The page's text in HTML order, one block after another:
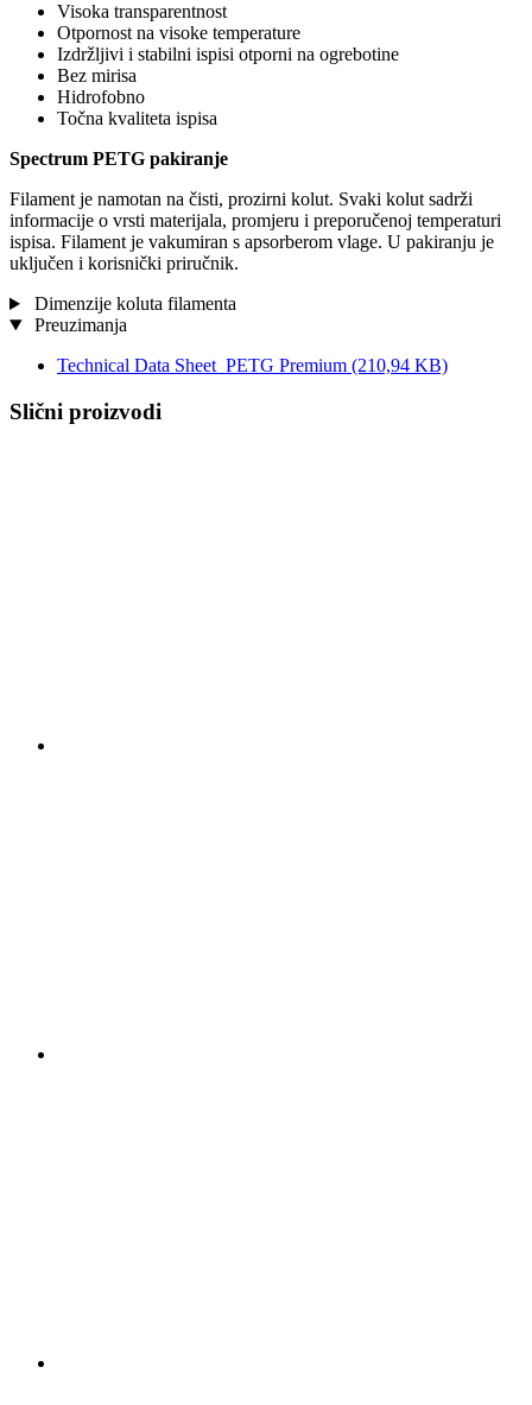
Visoka transparentnost
Otpornost na visoke temperature
Izdržljivi i stabilni ispisi otporni na ogrebotine
Bez mirisa
Hidrofobno
Točna kvaliteta ispisa
Spectrum PETG pakiranje
Filament je namotan na čisti, prozirni kolut. Svaki kolut sadrži
informacije o vrsti materijala, promjeru i preporučenoj temperaturi
ispisa. Filament je vakumiran s apsorberom vlage. U pakiranju je
uključen i korisnički priručnik.
Dimenzije koluta filamenta
Preuzimanja
Technical Data Sheet_PETG Premium (210,94 KB)
Slični proizvodi